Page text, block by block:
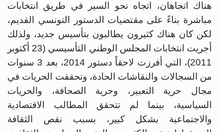
هناك اتجاهان، اتجاه نحو السير في طريق انتخابات
مباشرة بناءً على مقتضيات الدستور التونسي القديم،
لكن كان هناك كثيرون يطالبون بتأسيس جديد، ولذلك
أجريت انتخابات المجلس الوطني التأسيسي (23 أكتوبر
2011)، التي أفرزت لاحقاً دستور 2014، بعد 3 سنوات
من السجالات والنقاشات الحادة، وتحققت الحريات في
مجال حرية التعبير، وحرية الصحافة، والحريات
السياسية، بينما لم تتحقق المطالب الاقتصادية
والاجتماعية بشكل كبير، بسبب نقص الثقافة